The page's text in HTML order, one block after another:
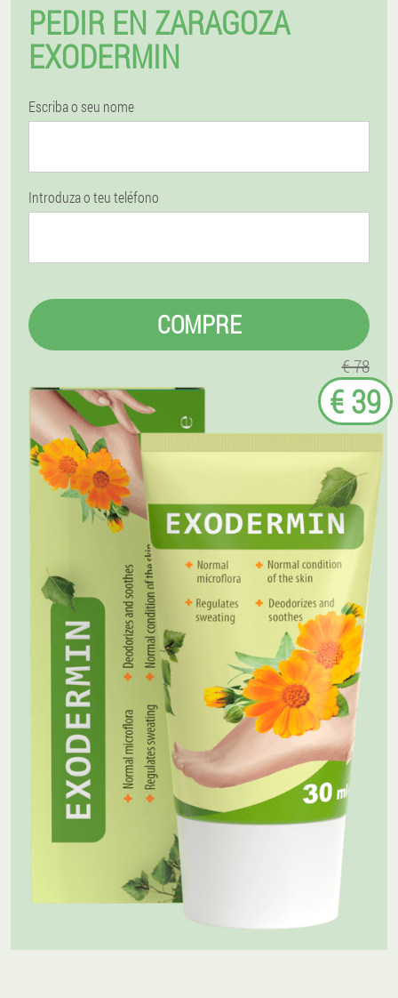
PEDIR EN ZARAGOZA
EXODERMIN
Escriba o seu nome
Introduza o teu teléfono
COMPRE
€ 78
€ 39